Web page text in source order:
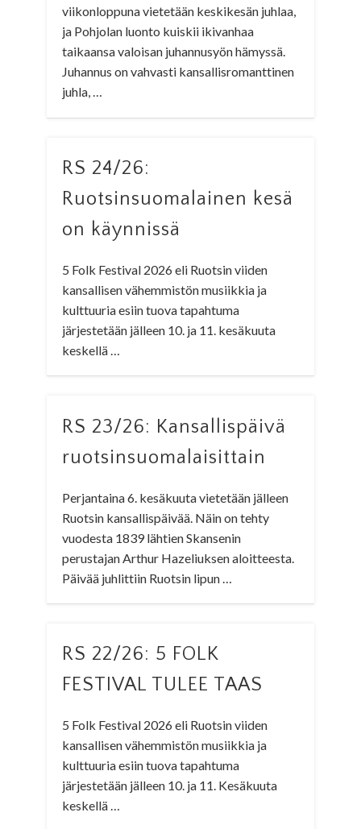
viikonloppuna vietetään keskikesän juhlaa,
ja Pohjolan luonto kuiskii ikivanhaa
taikaansa valoisan juhannusyön hämyssä.
Juhannus on vahvasti kansallisromanttinen
juhla, …
RS 24/26:
Ruotsinsuomalainen kesä
on käynnissä
5 Folk Festival 2026 eli Ruotsin viiden
kansallisen vähemmistön musiikkia ja
kulttuuria esiin tuova tapahtuma
järjestetään jälleen 10. ja 11. kesäkuuta
keskellä …
RS 23/26: Kansallispäivä
ruotsinsuomalaisittain
Perjantaina 6. kesäkuuta vietetään jälleen
Ruotsin kansallispäivää. Näin on tehty
vuodesta 1839 lähtien Skansenin
perustajan Arthur Hazeliuksen aloitteesta.
Päivää juhlittiin Ruotsin lipun …
RS 22/26: 5 FOLK
FESTIVAL TULEE TAAS
5 Folk Festival 2026 eli Ruotsin viiden
kansallisen vähemmistön musiikkia ja
kulttuuria esiin tuova tapahtuma
järjestetään jälleen 10. ja 11. Kesäkuuta
keskellä …